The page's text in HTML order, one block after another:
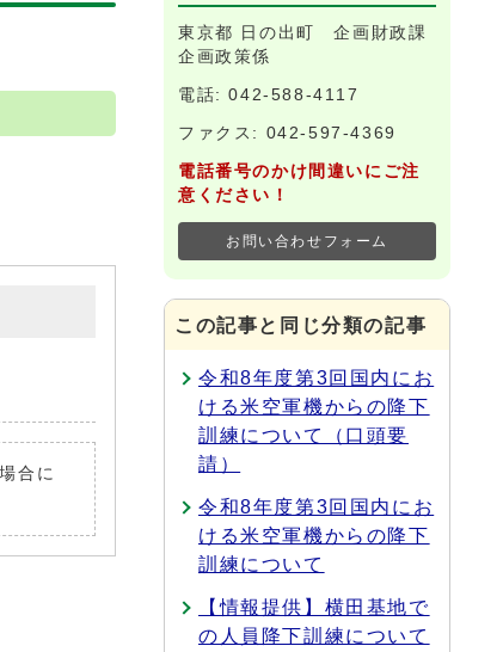
合に
東京都 日の出町 企画財政課
企画政策係
電話: 042-588-4117
ファクス: 042-597-4369
電話番号のかけ間違いにご注
意ください！
お問い合わせフォーム
この記事と同じ分類の記事
令和8年度第3回国内にお
ける米空軍機からの降下
訓練について（口頭要
請）
令和8年度第3回国内にお
ける米空軍機からの降下
訓練について
【情報提供】横田基地で
の人員降下訓練について